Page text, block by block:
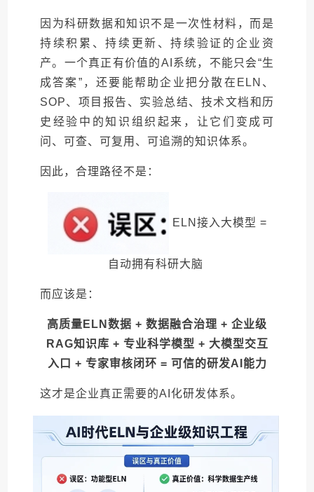
因为科研数据和知识不是一次性材料，而是
持续积累、持续更新、持续验证的企业资
产。一个真正有价值的AI系统，不能只会“生
成答案”，还要能帮助企业把分散在ELN、
SOP、项目报告、实验总结、技术文档和历
史经验中的知识组织起来，让它们变成可
问、可查、可复用、可追溯的知识体系。
因此，合理路径不是：
ELN接入大模型 =
自动拥有科研大脑
而应该是：
高质量ELN数据 + 数据融合治理 + 企业级
RAG知识库 + 专业科学模型 + 大模型交互
入口 + 专家审核闭环 = 可信的研发AI能力
这才是企业真正需要的AI化研发体系。